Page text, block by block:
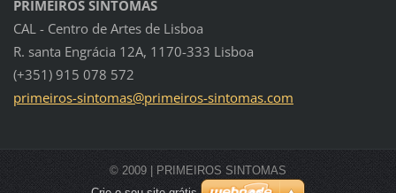
PRIMEIROS SINTOMAS
CAL - Centro de Artes de Lisboa
R. santa Engrácia 12A, 1170-333 Lisboa
(+351) 915 078 572
primeiros-sintomas@primeiros-sintomas.com
© 2009 | PRIMEIROS SINTOMAS